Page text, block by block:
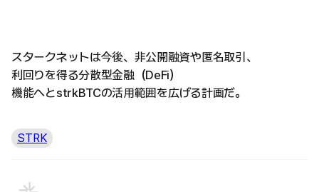
スタークネットは今後、非公開融資や匿名取引、
利回りを得る分散型金融（DeFi）
機能へとstrkBTCの活用範囲を広げる計画だ。
STRK